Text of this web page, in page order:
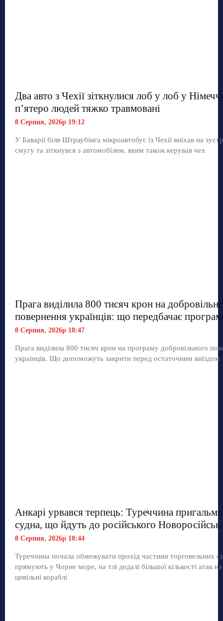
Два авто з Чехії зіткнулися лоб у лоб у
п’ятеро людей тяжко травмовані
8 Серпня, 2026р 19:12
У Баварії біля Штраубінга мікроавтобус із Чехії виїхав на
смугу та зіткнувся з автомобілем, яким також керував чех
Прага виділила 800 тисяч крон на добровільне
повернення українців: що передбачає
8 Серпня, 2026р 18:47
Прага виділила 800 тисяч крон на програму добровільного
українців. Що допоможуть закрити перед остаточним виїздом
Анкарі урвався терпець: Туреччина
судна, що йдуть до російського
8 Серпня, 2026р 18:44
Туреччина почала обмежувати прохід частини торговельних
прямують у Чорне море, на тлі дедалі більшої кількості атак на
цивільні кораблі